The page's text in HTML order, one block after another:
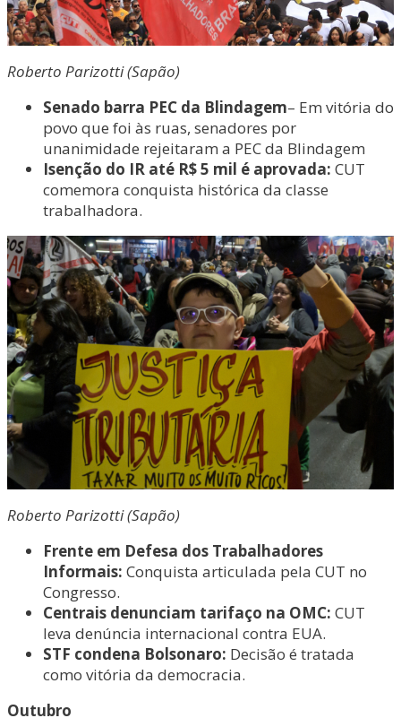
Roberto Parizotti (Sapão)
Senado barra PEC da Blindagem– Em vitória do
povo que foi às ruas, senadores por
unanimidade rejeitaram a PEC da Blindagem
Isenção do IR até R$ 5 mil é aprovada: CUT
comemora conquista histórica da classe
trabalhadora.
Roberto Parizotti (Sapão)
Frente em Defesa dos Trabalhadores
Informais: Conquista articulada pela CUT no
Congresso.
Centrais denunciam tarifaço na OMC: CUT
leva denúncia internacional contra EUA.
STF condena Bolsonaro: Decisão é tratada
como vitória da democracia.
Outubro